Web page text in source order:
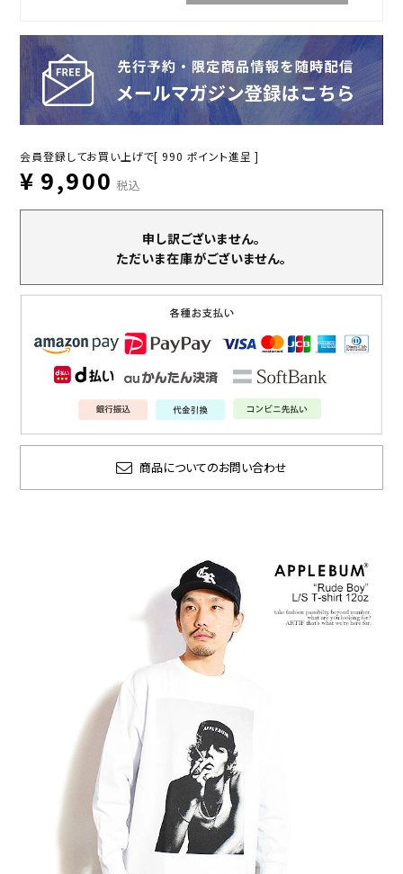
会員登録してお買い上げで[ 990 ポイント進呈 ]
¥ 9,900 税込
申し訳ございません。
ただいま在庫がございません。
商品についてのお問い合わせ